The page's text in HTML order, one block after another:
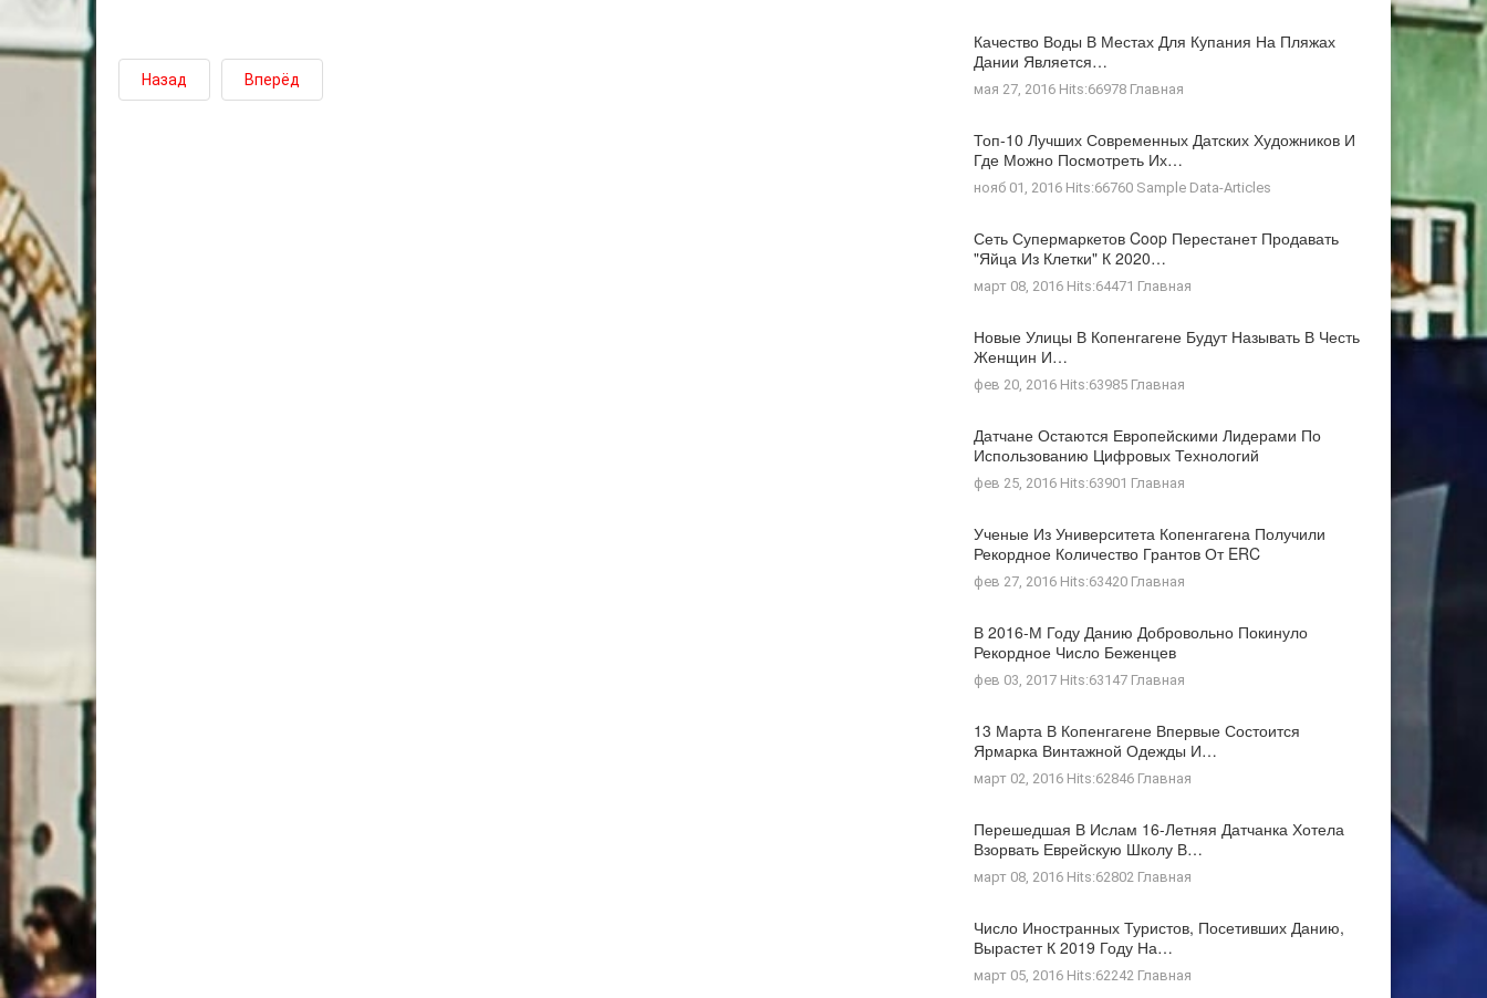
Назад Вперёд
Качество Воды В Местах Для Купания На Пляжах
Дании Является…
мая 27, 2016 Hits:66978 Главная
Топ-10 Лучших Современных Датских Художников И
Где Можно Посмотреть Их…
нояб 01, 2016 Hits:66760 Sample Data-Articles
Сеть Супермаркетов Coop Перестанет Продавать
"яйца Из Клетки" К 2020…
март 08, 2016 Hits:64471 Главная
Новые Улицы В Копенгагене Будут Называть В Честь
Женщин И…
фев 20, 2016 Hits:63985 Главная
Датчане Остаются Европейскими Лидерами По
Использованию Цифровых Технологий
фев 25, 2016 Hits:63901 Главная
Ученые Из Университета Копенгагена Получили
Рекордное Количество Грантов От ERC
фев 27, 2016 Hits:63420 Главная
В 2016-М Году Данию Добровольно Покинуло
Рекордное Число Беженцев
фев 03, 2017 Hits:63147 Главная
13 Марта В Копенгагене Впервые Состоится
Ярмарка Винтажной Одежды И…
март 02, 2016 Hits:62846 Главная
Перешедшая В Ислам 16-Летняя Датчанка Хотела
Взорвать Еврейскую Школу В…
март 08, 2016 Hits:62802 Главная
Число Иностранных Туристов, Посетивших Данию,
Вырастет К 2019 Году На…
март 05, 2016 Hits:62242 Главная